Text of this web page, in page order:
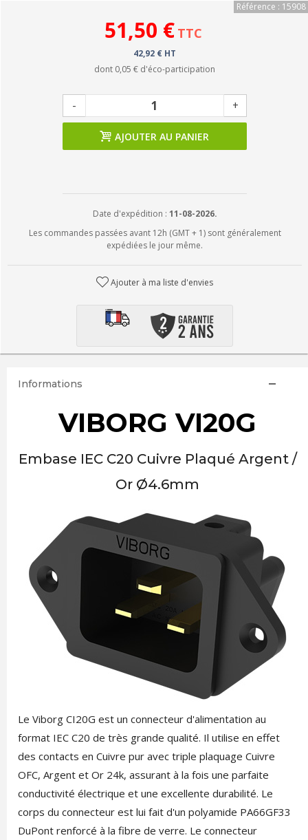
Référence : 15908
51,50 € TTC
42,92 € HT
dont 0,05 € d'éco-participation
- +
AJOUTER AU PANIER
Date d'expédition : 11-08-2026.
Les commandes passées avant 12h (GMT + 1) sont généralement
expédiées le jour même.
Ajouter à ma liste d'envies
Informations
VIBORG VI20G
Embase IEC C20 Cuivre Plaqué Argent /
Or Ø4.6mm
Le Viborg CI20G est un connecteur d'alimentation au
format IEC C20 de très grande qualité. Il utilise en effet
des contacts en Cuivre pur avec triple plaquage Cuivre
OFC, Argent et Or 24k, assurant à la fois une parfaite
conductivité électrique et une excellente durabilité. Le
corps du connecteur est lui fait d'un polyamide PA66GF33
DuPont renforcé à la fibre de verre. Le connecteur